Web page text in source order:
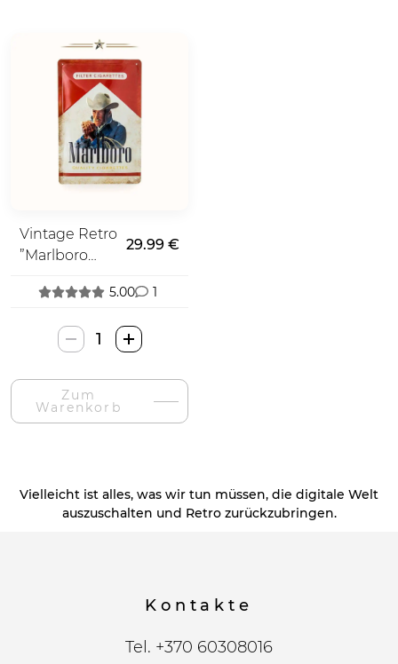
Vintage Retro
”Marlboro
Gemälde
29.99 €
5.00 1
Senovinis
Retro
,,Malboro
Usa"
Paveikslas-
Zum
Warenkorb
Vielleicht ist alles, was wir tun müssen, die digitale Welt
auszuschalten und Retro zurückzubringen.
Kontakte
Tel. +370 60308016